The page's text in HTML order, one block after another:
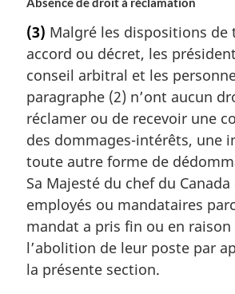
Absence de droit à réclamation
(3) Malgré les dispositions
accord ou décret, les
conseil arbitral et les
paragraphe (2) n’ont aucun
réclamer ou de recevoir une
des dommages-intérêts, une
toute autre forme de
Sa Majesté du chef du Canada
employés ou mandataires
mandat a pris fin ou en raison
l’abolition de leur poste par
la présente section.